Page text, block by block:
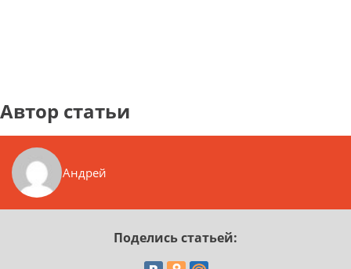
Автор статьи
Андрей
Поделись статьей: